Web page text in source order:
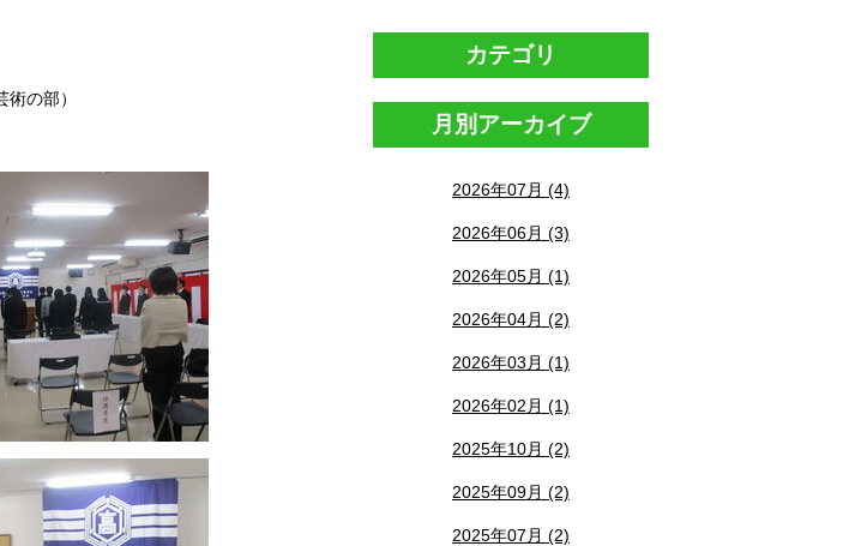
の部）
カテゴリ
月別アーカイブ
2026年07月 (4)
2026年06月 (3)
2026年05月 (1)
2026年04月 (2)
2026年03月 (1)
2026年02月 (1)
2025年10月 (2)
2025年09月 (2)
2025年07月 (2)